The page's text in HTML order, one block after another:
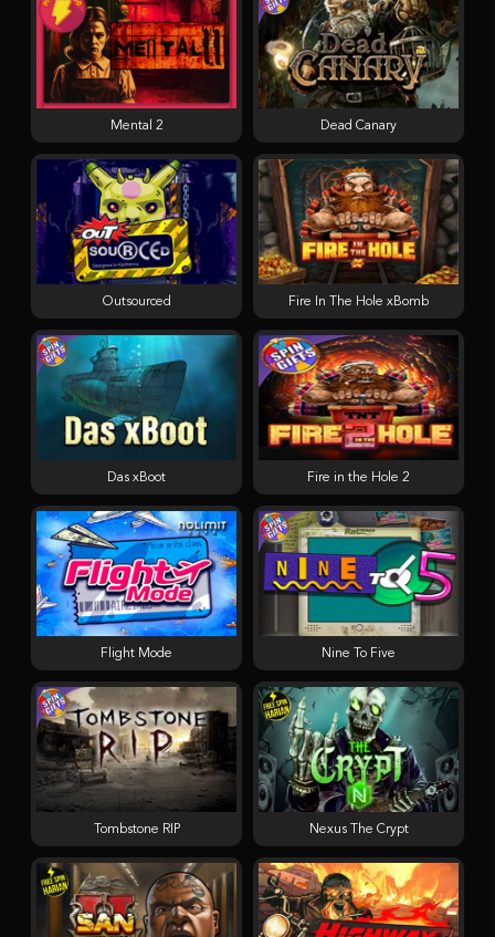
Mental 2
Outsourced
Nexus The Crypt
Tombstone RIP
Fire in the Hole 2
Fire In The Hole xBomb
Das xBoot
Nine To Five
Flight Mode
Dead Canary